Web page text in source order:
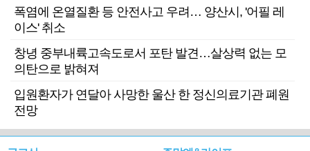
폭염에 온열질환 등 안전사고 우려… 양산시, '어필 레
이스' 취소
창녕 중부내륙고속도로서 포탄 발견…살상력 없는 모
의탄으로 밝혀져
입원환자가 연달아 사망한 울산 한 정신의료기관 폐원
전망